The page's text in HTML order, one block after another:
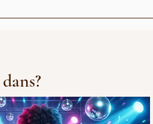
Spirituell